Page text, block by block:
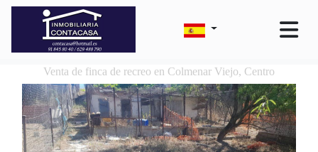
Venta de finca de recreo en Colmenar Viejo, Centro